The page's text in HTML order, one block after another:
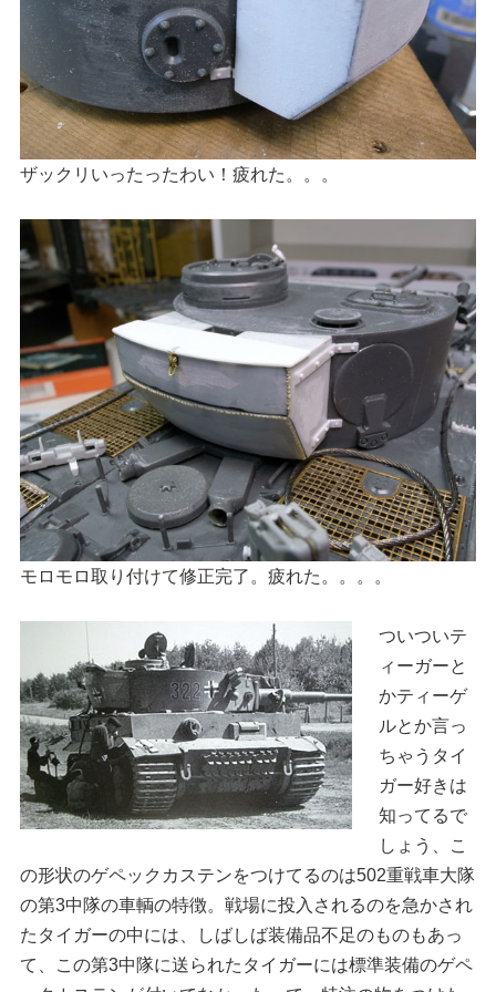
ザックリいったったわい！疲れた。。。
モロモロ取り付けて修正完了。疲れた。。。。
ついついテ
ィーガーと
かティーゲ
ルとか言っ
ちゃうタイ
ガー好きは
知ってるで
しょう、こ
の形状のゲペックカステンをつけてるのは502重戦車大隊
の第3中隊の車輌の特徴。戦場に投入されるのを急かされ
たタイガーの中には、しばしば装備品不足のものもあっ
て、この第3中隊に送られたタイガーには標準装備のゲペ